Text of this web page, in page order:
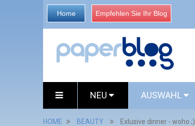
Home Empfehlen Sie Ihr Blog
NEU AUSWAHL
HOME BEAUTY Exlusive dinner - woho ;)